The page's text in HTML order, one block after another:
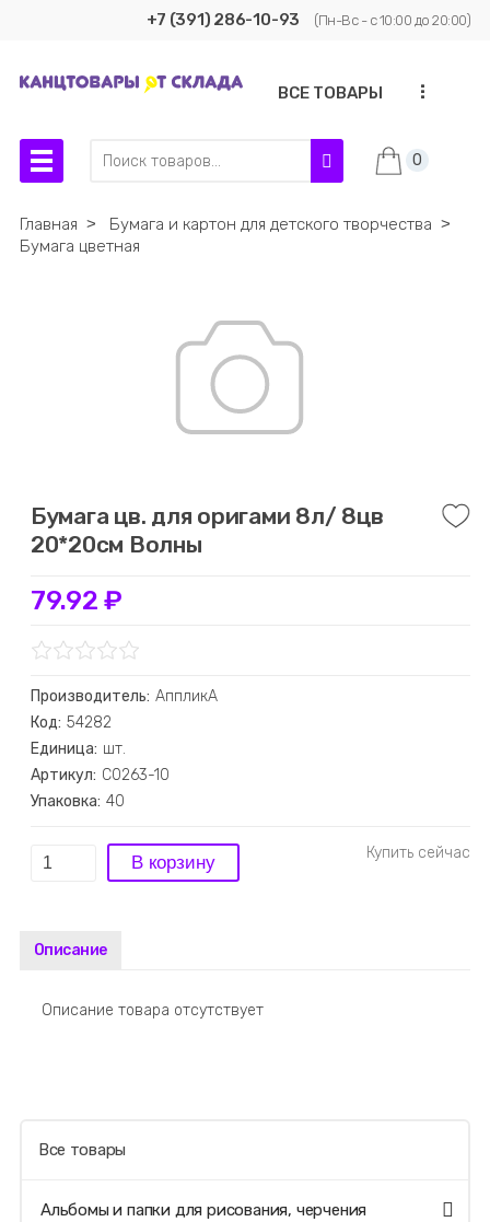
+7 (391) 286-10-93 (Пн-Вс - с 10:00 до 20:00)
ВСЕ ТОВАРЫ ...
0
Главная ˃ Бумага и картон для детского творчества ˃
Бумага цветная
Бумага цв. для оригами 8л/ 8цв
20*20см Волны
79.92 ₽
Производитель: АппликА
Код: 54282
Единица: шт.
Артикул: С0263-10
Упаковка: 40
Описание
Описание товара отсутствует
Все товары
Альбомы и папки для рисования, черчения